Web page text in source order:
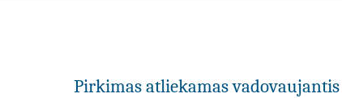
Pirkimas atliekamas